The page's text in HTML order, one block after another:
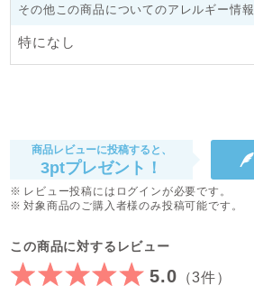
その他この商品についてのアレルギー情報
特になし
この商品に対するレビュー
5.0 （3件）
商品レビューに投稿すると、
3ptプレゼント！
レビュー投稿にはログインが必要です。
対象商品のご購入者様のみ投稿可能です。